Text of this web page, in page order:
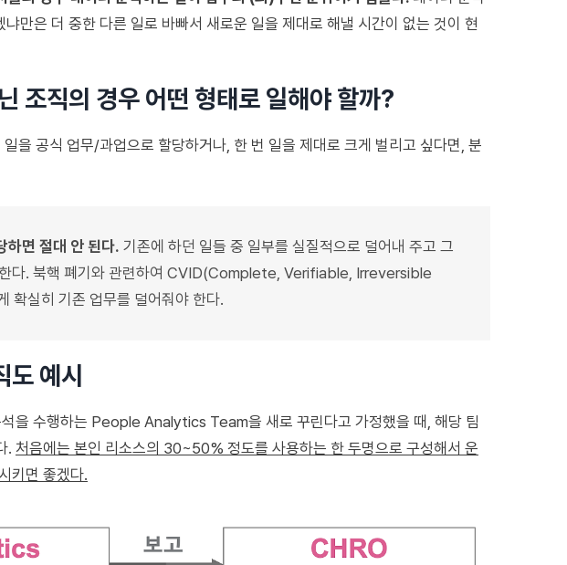
만은 더 중한 다른 일로 바빠서 새로운 일을 제대로 해낼 시간이 없는 것이 현
조직의 경우 어떤 형태로 일해야 할까?
을 공식 업무/과업으로 할당하거나, 한 번 일을 제대로 크게 벌리고 싶다면, 분
하면 절대 안 된다. 기존에 하던 일들 중 일부를 실질적으로 덜어내 주고 그
다. 북핵 폐기와 관련하여 CVID(Complete, Verifiable, Irreversible
실히 기존 업무를 덜어줘야 한다.
도 예시
을 수행하는 People Analytics Team을 새로 꾸린다고 가정했을 때, 해당 팀
. 처음에는 본인 리소스의 30~50% 정도를 사용하는 한 두명으로 구성해서 운
키면 좋겠다.